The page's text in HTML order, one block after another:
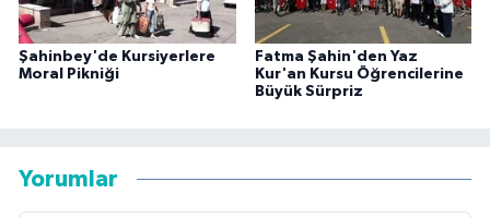
Şahinbey'de Kursiyerlere
Moral Pikniği
Fatma Şahin'den Yaz
Kur'an Kursu Öğrencilerine
Büyük Sürpriz
Yorumlar